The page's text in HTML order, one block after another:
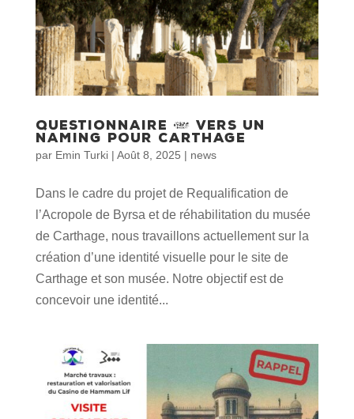
Questionnaire : vers un
naming pour Carthage
par Emin Turki| Août 8, 2025 | news
Dans le cadre du projet de Requalification de
l’Acropole de Byrsa et de réhabilitation du musée
de Carthage, nous travaillons actuellement sur la
création d’une identité visuelle pour le site de
Carthage et son musée. Notre objectif est de
concevoir une identité...